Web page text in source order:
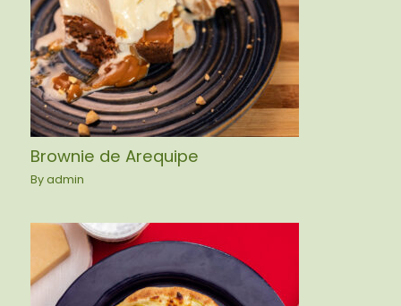
Brownie de Arequipe
Byadmin